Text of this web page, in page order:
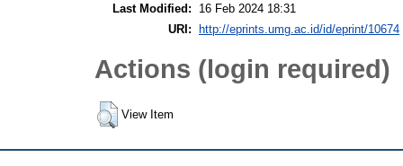
Last Modified:
16 Feb 2024 18:31
URI:
http://eprints.umg.ac.id/id/eprint/10674
Actions (login required)
View Item